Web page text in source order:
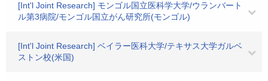
[Int'l Joint Research] モンゴル国立医科学大学/ウランバート
ル第3病院/モンゴル国立がん研究所(モンゴル)
[Int'l Joint Research] ベイラー医科大学/テキサス大学ガルベ
ストン校(米国)